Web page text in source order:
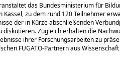
das Bundesministerium für
Kassel, zu dem rund 120 Teilnehmer
der in Kürze abschließenden
Zugleich erhalten die
ihrer Forschungsarbeiten zu
FUGATO-Partnern aus